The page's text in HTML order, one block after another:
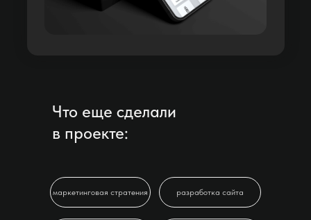
маркетинговая стратения разработка сайта
Что еще сделали
в проекте: